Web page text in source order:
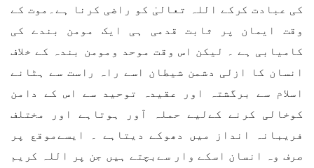
کی عبادت کرکے اللہ تعالیٰ کو راضی کرنا ہے۔موت کے
وقت ایمان پر ثابت قدمی ہی ایک مومن بندے کی
کامیابی ہے ۔ لیکن اس وقت موحد ومومن بندہ کے خلاف
انسان کا ازلی دشمن شیطان اسے راہ راست سے ہٹانے
اسلام سے برگشتہ اور عقیدہ توحید سے اس کے دامن
کوخالی کرنے کےلیے حملہ آور ہوتاہے اور مختلف
فریبانہ انداز میں دھوکے دیتاہے ۔ ایسےموقع پر
صرف وہ انسان اسکے وار سےبچتے ہیں جن پر اللہ کریم